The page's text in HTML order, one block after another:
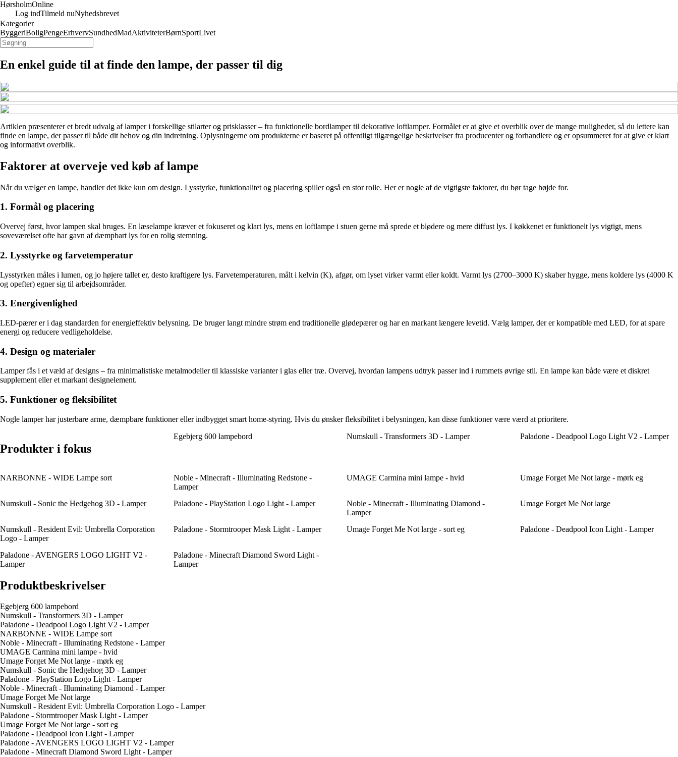
HørsholmOnline
Log indTilmeld nuNyhedsbrevet
Kategorier
ByggeriBoligPengeErhvervSundhedMadAktiviteterBørnSportLivet
En enkel guide til at finde den lampe, der passer til dig
Artiklen præsenterer et bredt udvalg af lamper i forskellige stilarter og prisklasser – fra funktionelle bordlamper til dekorative loftlamper. Formålet er at give et overblik over de mange muligheder, så du lettere kan
finde en lampe, der passer til både dit behov og din indretning. Oplysningerne om produkterne er baseret på offentligt tilgængelige beskrivelser fra producenter og forhandlere og er opsummeret for at give et klart
og informativt overblik.
Faktorer at overveje ved køb af lampe
Når du vælger en lampe, handler det ikke kun om design. Lysstyrke, funktionalitet og placering spiller også en stor rolle. Her er nogle af de vigtigste faktorer, du bør tage højde for.
1. Formål og placering
Overvej først, hvor lampen skal bruges. En læselampe kræver et fokuseret og klart lys, mens en loftlampe i stuen gerne må sprede et blødere og mere diffust lys. I køkkenet er funktionelt lys vigtigt, mens
soveværelset ofte har gavn af dæmpbart lys for en rolig stemning.
2. Lysstyrke og farvetemperatur
Lysstyrken måles i lumen, og jo højere tallet er, desto kraftigere lys. Farvetemperaturen, målt i kelvin (K), afgør, om lyset virker varmt eller koldt. Varmt lys (2700–3000 K) skaber hygge, mens koldere lys (4000 K
og opefter) egner sig til arbejdsområder.
3. Energivenlighed
LED-pærer er i dag standarden for energieffektiv belysning. De bruger langt mindre strøm end traditionelle glødepærer og har en markant længere levetid. Vælg lamper, der er kompatible med LED, for at spare
energi og reducere vedligeholdelse.
4. Design og materialer
Lamper fås i et væld af designs – fra minimalistiske metalmodeller til klassiske varianter i glas eller træ. Overvej, hvordan lampens udtryk passer ind i rummets øvrige stil. En lampe kan både være et diskret
supplement eller et markant designelement.
5. Funktioner og fleksibilitet
Nogle lamper har justerbare arme, dæmpbare funktioner eller indbygget smart home-styring. Hvis du ønsker fleksibilitet i belysningen, kan disse funktioner være værd at prioritere.
Produkter i fokus
Egebjerg 600 lampebord Numskull - Transformers 3D - Lamper Paladone - Deadpool Logo Light V2 - Lamper
NARBONNE - WIDE Lampe sort
Noble - Minecraft - Illuminating Redstone -
Lamper
UMAGE Carmina mini lampe - hvid Umage Forget Me Not large - mørk eg
Numskull - Sonic the Hedgehog 3D - Lamper Paladone - PlayStation Logo Light - Lamper
Noble - Minecraft - Illuminating Diamond -
Lamper
Umage Forget Me Not large
Numskull - Resident Evil: Umbrella Corporation
Logo - Lamper
Paladone - Stormtrooper Mask Light - Lamper Umage Forget Me Not large - sort eg Paladone - Deadpool Icon Light - Lamper
Paladone - AVENGERS LOGO LIGHT V2 -
Lamper
Paladone - Minecraft Diamond Sword Light -
Lamper
Produktbeskrivelser
Egebjerg 600 lampebord
Numskull - Transformers 3D - Lamper
Paladone - Deadpool Logo Light V2 - Lamper
NARBONNE - WIDE Lampe sort
Noble - Minecraft - Illuminating Redstone - Lamper
UMAGE Carmina mini lampe - hvid
Umage Forget Me Not large - mørk eg
Numskull - Sonic the Hedgehog 3D - Lamper
Paladone - PlayStation Logo Light - Lamper
Noble - Minecraft - Illuminating Diamond - Lamper
Umage Forget Me Not large
Numskull - Resident Evil: Umbrella Corporation Logo - Lamper
Paladone - Stormtrooper Mask Light - Lamper
Umage Forget Me Not large - sort eg
Paladone - Deadpool Icon Light - Lamper
Paladone - AVENGERS LOGO LIGHT V2 - Lamper
Paladone - Minecraft Diamond Sword Light - Lamper